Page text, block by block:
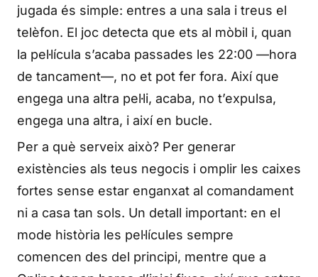
jugada és simple: entres a una sala i treus el
telèfon. El joc detecta que ets al mòbil i, quan
la pel·lícula s’acaba passades les 22:00 —hora
de tancament—, no et pot fer fora. Així que
engega una altra pel·li, acaba, no t’expulsa,
engega una altra, i així en bucle.
Per a què serveix això? Per generar
existències als teus negocis i omplir les caixes
fortes sense estar enganxat al comandament
ni a casa tan sols. Un detall important: en el
mode història les pel·lícules sempre
comencen des del principi, mentre que a